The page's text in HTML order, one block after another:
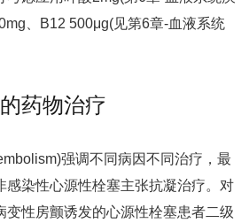
、B12 500μg(见第6章-血液系统
药物治疗
强调不同病因不同治疗，最
感染性心源性栓塞主张抗凝治疗。对
变性房颤诱发的心源性栓塞患者二级